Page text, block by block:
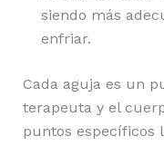
siendo más
enfriar.
Cada aguja es un
terapeuta y el
puntos específicos